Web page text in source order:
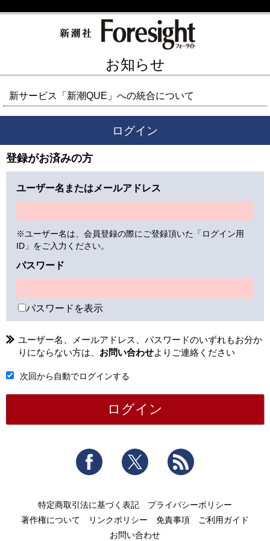
お知らせ
新サービス「新潮QUE」への統合について
ログイン
登録がお済みの方
ユーザー名またはメールアドレス
※ユーザー名は、会員登録の際にご登録頂いた「ログイン用
ID」をご入力ください。
パスワード
パスワードを表示
ユーザー名、メールアドレス、パスワードのいずれもお分か
りにならない方は、 お問い合わせよりご連絡ください
次回から自動でログインする
Facebook Twitter
特定商取引法に基づく表記
プライバシーポリシー
著作権について
リンクポリシー 免責事項
ご利用ガイド
お問い合わせ